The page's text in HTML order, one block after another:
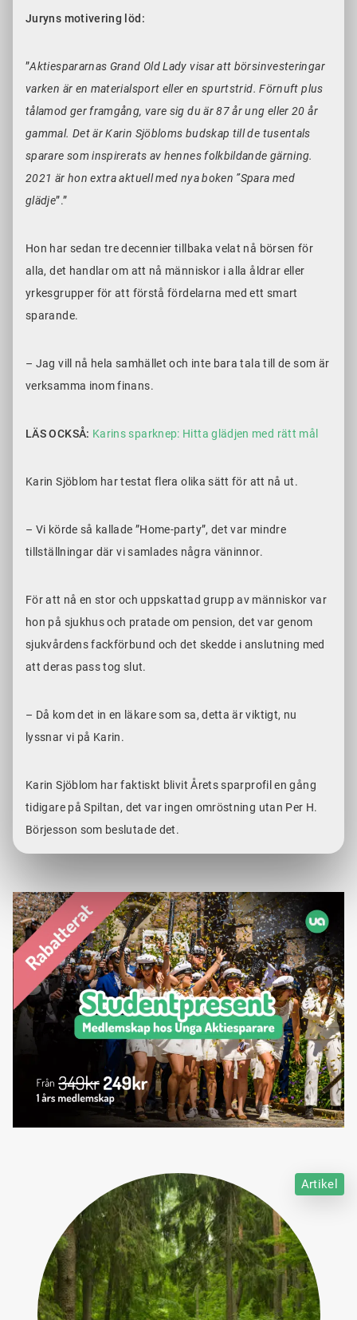
Juryns motivering löd:
”Aktiespararnas Grand Old Lady visar att börsinvesteringar
varken är en materialsport eller en spurtstrid. Förnuft plus
tålamod ger framgång, vare sig du är 87 år ung eller 20 år
gammal. Det är Karin Sjöbloms budskap till de tusentals
sparare som inspirerats av hennes folkbildande gärning.
2021 är hon extra aktuell med nya boken ”Spara med
glädje”.”
Hon har sedan tre decennier tillbaka velat nå börsen för
alla, det handlar om att nå människor i alla åldrar eller
yrkesgrupper för att förstå fördelarna med ett smart
sparande.
– Jag vill nå hela samhället och inte bara tala till de som är
verksamma inom finans.
LÄS OCKSÅ: Karins sparknep: Hitta glädjen med rätt mål
Karin Sjöblom har testat flera olika sätt för att nå ut.
– Vi körde så kallade ”Home-party”, det var mindre
tillställningar där vi samlades några väninnor.
För att nå en stor och uppskattad grupp av människor var
hon på sjukhus och pratade om pension, det var genom
sjukvårdens fackförbund och det skedde i anslutning med
att deras pass tog slut.
– Då kom det in en läkare som sa, detta är viktigt, nu
lyssnar vi på Karin.
Karin Sjöblom har faktiskt blivit Årets sparprofil en gång
tidigare på Spiltan, det var ingen omröstning utan Per H.
Börjesson som beslutade det.
Artikel